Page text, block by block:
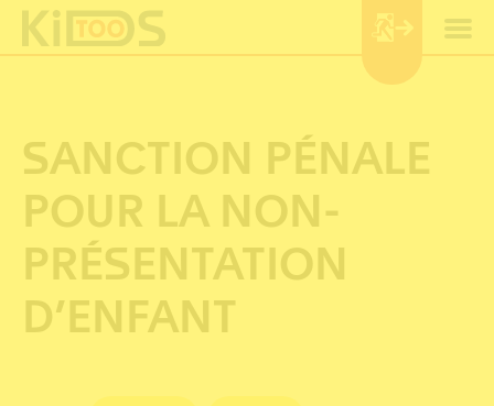
SANCTION PÉNALE
POUR LA NON-
PRÉSENTATION
D’ENFANT
Panneau de gestion des cookies